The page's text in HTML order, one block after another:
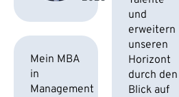
und
erweitern
unseren
Horizont
durch den
Blick auf
Mein MBA
in
Management